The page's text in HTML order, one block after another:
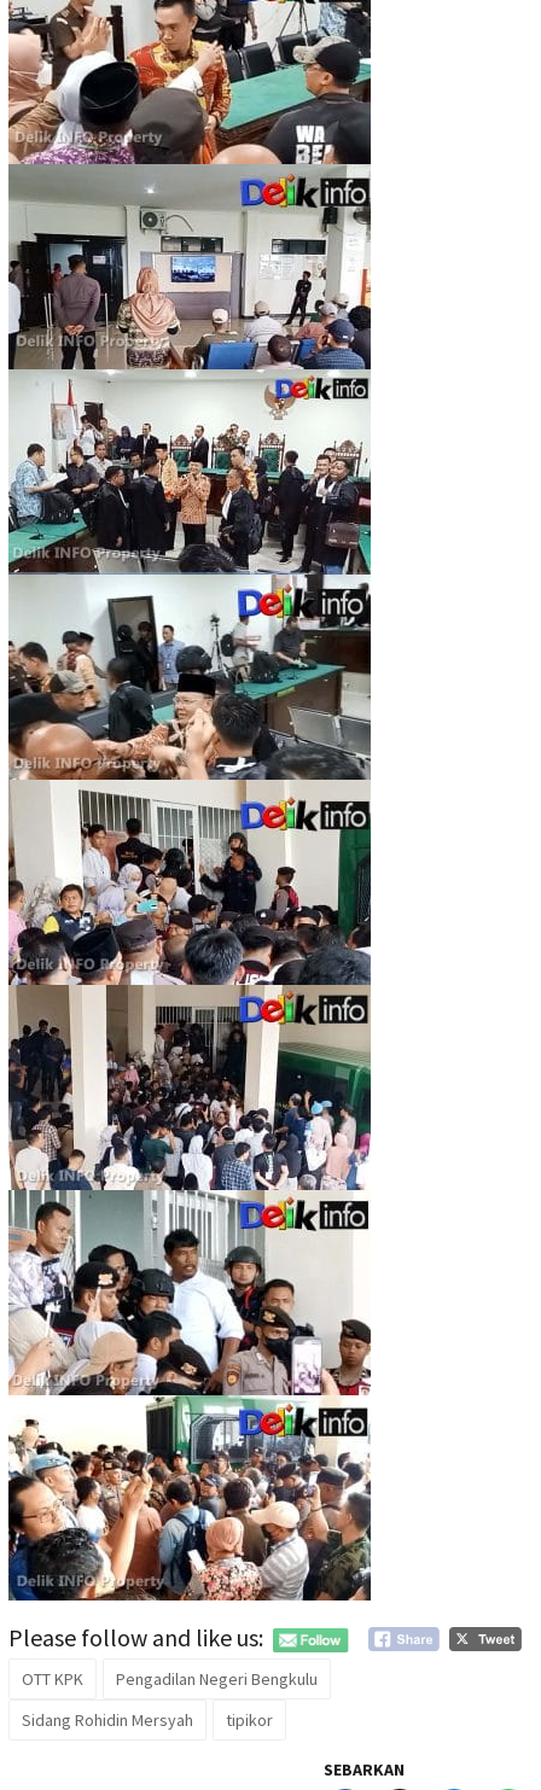
Please follow and like us:
OTT KPK
Pengadilan Negeri Bengkulu
Sidang Rohidin Mersyah
tipikor
SEBARKAN